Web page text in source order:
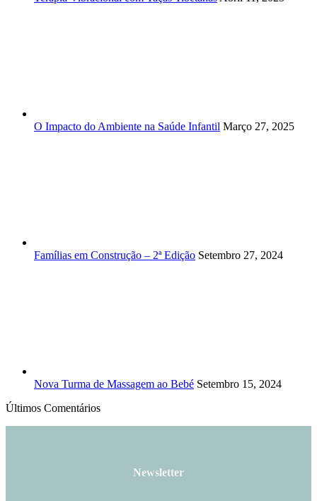
O Impacto do Ambiente na Saúde Infantil Março 27, 2025
Famílias em Construção – 2ª Edição Setembro 27, 2024
Nova Turma de Massagem ao Bebé Setembro 15, 2024
Últimos Comentários
Newsletter